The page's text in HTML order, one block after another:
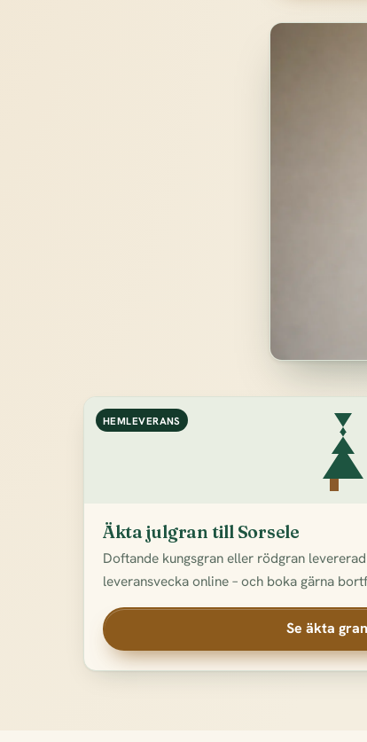
HEMLEVERANS
Äkta julgran till Sorsele
Doftande kungsgran eller rödgran
leveransvecka online – och boka gärna
Se äkta